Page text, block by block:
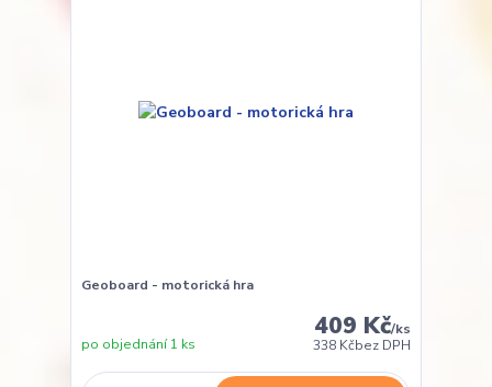
Geoboard - motorická hra
409 Kč/ks
338 Kčbez DPH
po objednání 1 ks